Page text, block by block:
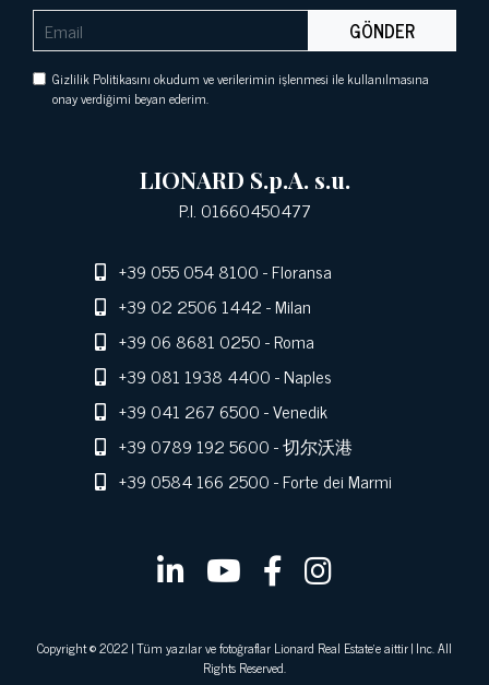
GÖNDER
Gizlilik Politikasını okudum ve verilerimin işlenmesi ile kullanılmasına
onay verdiğimi beyan ederim.
LIONARD S.p.A. s.u.
P.I. 01660450477
+39 055 054 8100- Floransa
+39 02 2506 1442- Milan
+39 06 8681 0250- Roma
+39 081 1938 4400- Naples
+39 041 267 6500- Venedik
+39 0789 192 5600- 切尔沃港
+39 0584 166 2500- Forte dei Marmi
Copyright © 2022 | Tüm yazılar ve fotoğraflar Lionard Real Estate'e aittir | Inc. All
Rights Reserved.